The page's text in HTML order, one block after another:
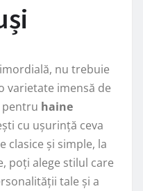
nu trebuie
varietate imensă de
haine
cu ușurință ceva
clasice și simple, la
poți alege stilul care
tale și a